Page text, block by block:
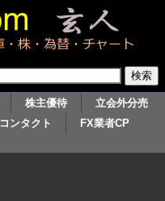
株主優待
立会外分売
コンタクト
FX業者CP